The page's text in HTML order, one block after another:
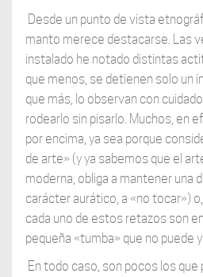
Desde un punto de vista
manto merece destacarse. Las
instalado he notado distintas
que menos, se detienen solo un
que más, lo observan con
rodearlo sin pisarlo. Muchos, en
por encima, ya sea porque
de arte» (y ya sabemos que el
moderna, obliga a mantener una
carácter aurático, a «no tocar»)
cada uno de estos retazos son
pequeña «tumba» que no puede
En todo caso, son pocos los